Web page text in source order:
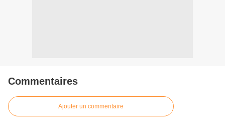
Commentaires
Ajouter un commentaire